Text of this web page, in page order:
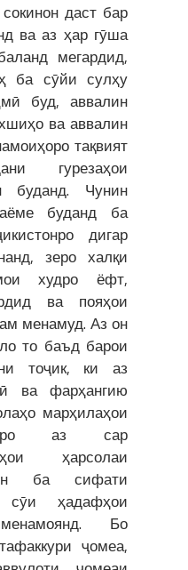
даст бар
ва аз ҳар гӯша
мегардид,
ба сӯйи сулҳу
буд, аввалин
ва аввалин
тақвият
гурезаҳои
буданд. Чунин
буданд ба
дигар
зеро халқи
худро ёфт,
ва пояҳои
менамуд. Аз он
то баъд барои
тоҷик, ки аз
ва фарҳангию
марҳилаҳои
аз сар
ҳарсолаи
ба сифати
ҳадафҳои
Бо
ҷомеа,